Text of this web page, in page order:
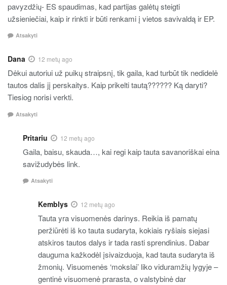
pavyzdžių- ES spaudimas, kad partijas galėtų steigti
užsieniečiai, kaip ir rinkti ir būti renkami į vietos savivaldą ir EP.
Atsakyti
Dana 12 metų ago
Dėkui autoriui už puikų straipsnį, tik gaila, kad turbūt tik nedidelė
tautos dalis jį perskaitys. Kaip prikelti tautą?????? Ką daryti?
Tiesiog norisi verkti.
Atsakyti
Pritariu 12 metų ago
Gaila, baisu, skauda…, kai regi kaip tauta savanoriškai eina
savižudybės link.
Atsakyti
Kemblys 12 metų ago
Tauta yra visuomenės darinys. Reikia iš pamatų
peržiūrėti iš ko tauta sudaryta, kokiais ryšiais siejasi
atskiros tautos dalys ir tada rasti sprendinius. Dabar
dauguma kažkodėl įsivaizduoja, kad tauta sudaryta iš
žmonių. Visuomenės ‘mokslai’ liko viduramžių lygyje –
gentinė visuomenė prarasta, o valstybinė dar